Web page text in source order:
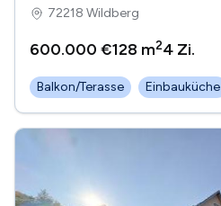
72218 Wildberg
600.000 €128 m24 Zi.
Balkon/Terasse Einbauküche